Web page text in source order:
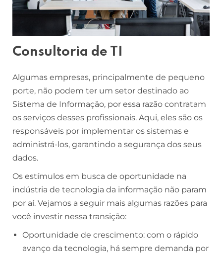
Consultoria de TI
Algumas empresas, principalmente de pequeno
porte, não podem ter um setor destinado ao
Sistema de Informação, por essa razão contratam
os serviços desses profissionais. Aqui, eles são os
responsáveis por implementar os sistemas e
administrá-los, garantindo a segurança dos seus
dados.
Os estímulos em busca de oportunidade na
indústria de tecnologia da informação não param
por aí. Vejamos a seguir mais algumas razões para
você investir nessa transição:
Oportunidade de crescimento: com o rápido
avanço da tecnologia, há sempre demanda por